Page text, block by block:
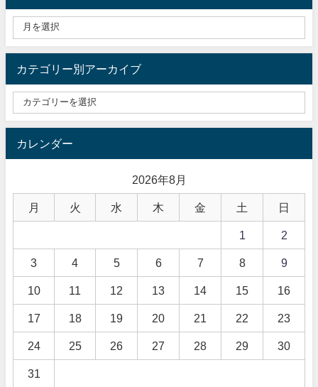
カテゴリー別アーカイブ
カレンダー
2026年8月
月 火 水 木 金 土 日
1 2
3 4 5 6 7 8 9
10 11 12 13 14 15 16
17 18 19 20 21 22 23
24 25 26 27 28 29 30
31